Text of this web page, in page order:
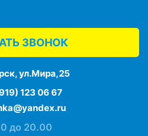
ЗВОНОК
ул.Мира,25
123 06 67
до 20.00